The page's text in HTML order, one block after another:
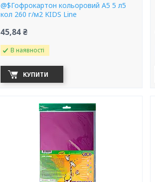
@$Гофрокартон кольоровий А5 5 л5
кол 260 г/м2 KIDS Line
45,84 ₴
В наявності
КУПИТИ